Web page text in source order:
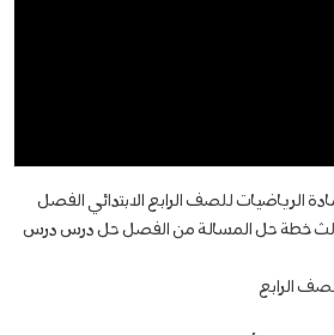
الرياضيات للصف الرابع الابتدائي الفصل
خطة حل المسالة من الفصل حل درس درس
الرابع